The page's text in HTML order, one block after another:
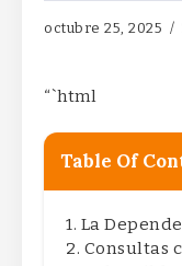
octubre 25, 2025
“`html
Table Of
La
Consultas